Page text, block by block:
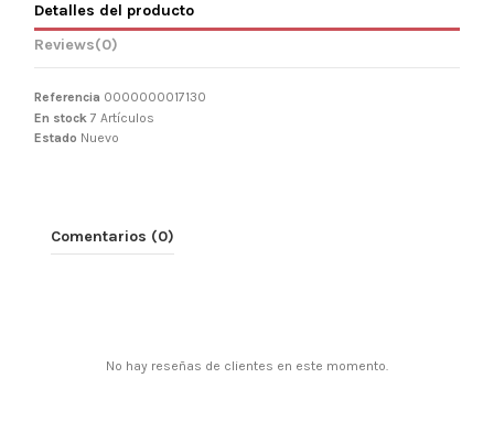
Detalles del producto
Reviews(0)
Referencia 0000000017130
En stock 7 Artículos
Estado Nuevo
Comentarios (0)
No hay reseñas de clientes en este momento.